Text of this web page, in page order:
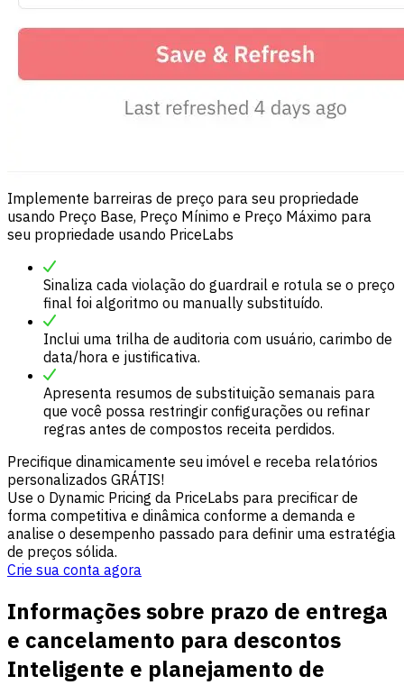
Implemente barreiras de preço para seu propriedade
usando Preço Base, Preço Mínimo e Preço Máximo para
seu propriedade usando PriceLabs
Sinaliza cada violação do guardrail e rotula se o preço
final foi algoritmo ou manually substituído.
Inclui uma trilha de auditoria com usuário, carimbo de
data/hora e justificativa.
Apresenta resumos de substituição semanais para
que você possa restringir configurações ou refinar
regras antes de compostos receita perdidos.
Precifique dinamicamente seu imóvel e receba relatórios
personalizados GRÁTIS!
Use o Dynamic Pricing da PriceLabs para precificar de
forma competitiva e dinâmica conforme a demanda e
analise o desempenho passado para definir uma estratégia
de preços sólida.
Crie sua conta agora
Informações sobre prazo de entrega
e cancelamento para descontos
Inteligente e planejamento de